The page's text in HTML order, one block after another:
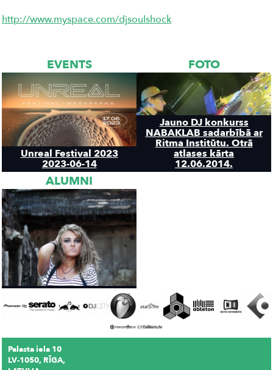
http://www.myspace.com/djsoulshock
EVENTS
Unreal Festival 2023
2023-06-14
FOTO
Jauno DJ konkurss
NABAKLAB sadarbībā ar
Ritma Institūtu. Otrā
atlases kārta
12.06.2014.
ALUMNI
Palasta iela 10
LV-1050, RĪGA,